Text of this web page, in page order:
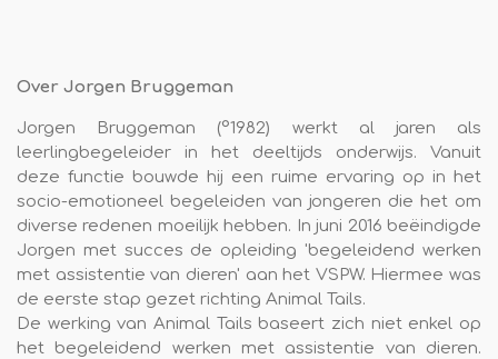
Over Jorgen Bruggeman
Jorgen Bruggeman (°1982) werkt al jaren als
leerlingbegeleider in het deeltijds onderwijs. Vanuit
deze functie bouwde hij een ruime ervaring op in het
socio-emotioneel begeleiden van jongeren die het om
diverse redenen moeilijk hebben. In juni 2016 beëindigde
Jorgen met succes de opleiding 'begeleidend werken
met assistentie van dieren' aan het VSPW. Hiermee was
de eerste stap gezet richting Animal Tails.
De werking van Animal Tails baseert zich niet enkel op
het begeleidend werken met assistentie van dieren.